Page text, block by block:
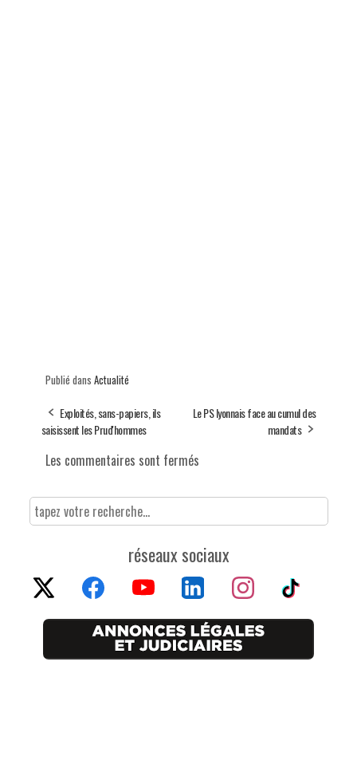
Publié dans Actualité
Exploités, sans-papiers, ils
saisissent les Prud'hommes
Le PS lyonnais face au cumul des
mandats
Les commentaires sont fermés
réseaux sociaux